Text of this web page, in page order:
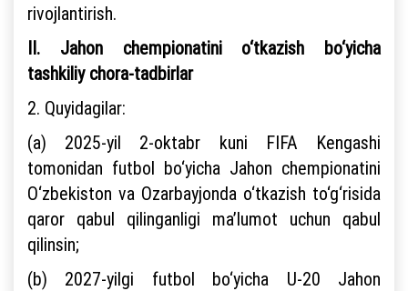
rivojlantirish.
II. Jahon chempionatini o‘tkazish bo‘yicha
tashkiliy chora-tadbirlar
2. Quyidagilar:
(a) 2025-yil 2-oktabr kuni FIFA Kengashi
tomonidan futbol bo‘yicha Jahon chempionatini
O‘zbekiston va Ozarbayjonda o‘tkazish to‘g‘risida
qaror qabul qilinganligi ma’lumot uchun qabul
qilinsin;
(b) 2027-yilgi futbol bo‘yicha U-20 Jahon